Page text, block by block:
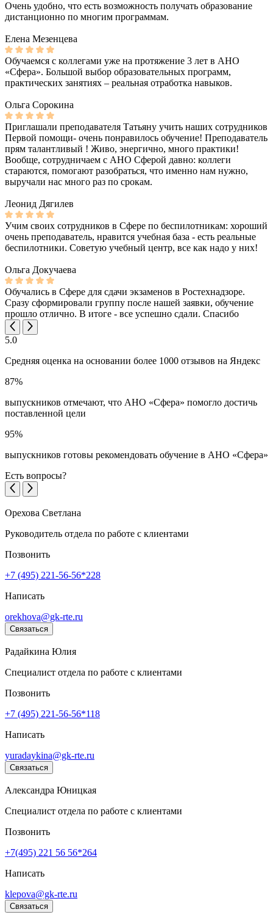
Очень удобно, что есть возможность получать образование
дистанционно по многим программам.
Елена Мезенцева
Обучаемся с коллегами уже на протяжение 3 лет в АНО
«Сфера». Большой выбор образовательных программ,
практических занятиях – реальная отработка навыков.
Ольга Сорокина
Приглашали преподавателя Татьяну учить наших сотрудников
Первой помощи- очень понравилось обучение! Преподаватель
прям талантливый ! Живо, энергично, много практики!
Вообще, сотрудничаем с АНО Сферой давно: коллеги
стараются, помогают разобраться, что именно нам нужно,
выручали нас много раз по срокам.
Леонид Дягилев
Учим своих сотрудников в Сфере по беспилотникам: хороший
очень преподаватель, нравится учебная база - есть реальные
беспилотники. Советую учебный центр, все как надо у них!
Ольга Докучаева
Обучались в Сфере для сдачи экзаменов в Ростехнадзоре.
Сразу сформировали группу после нашей заявки, обучение
прошло отлично. В итоге - все успешно сдали. Спасибо
5.0
Средняя оценка на основании более 1000 отзывов на Яндекс
87%
выпускников отмечают, что АНО «Сфера» помогло достичь
поставленной цели
95%
выпускников готовы рекомендовать обучение в АНО «Сфера»
Есть вопросы?
Орехова Светлана
Руководитель отдела по работе с клиентами
Позвонить
+7 (495) 221-56-56*228
Написать
orekhova@gk-rte.ru
Связаться
Радайкина Юлия
Специалист отдела по работе с клиентами
Позвонить
+7 (495) 221-56-56*118
Написать
yuradaykina@gk-rte.ru
Связаться
Александра Юницкая
Специалист отдела по работе с клиентами
Позвонить
+7(495) 221 56 56*264
Написать
klepova@gk-rte.ru
Связаться